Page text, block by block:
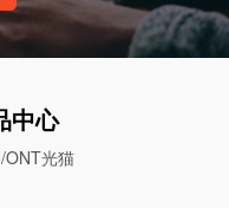
中心
ONT光猫